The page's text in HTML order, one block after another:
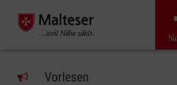
Vorlesen